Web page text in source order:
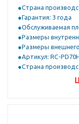
Страна
Гарантия: 3 года
Обслуживаемая
Размеры
Размеры
Артикул: RC-
Страна